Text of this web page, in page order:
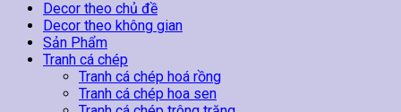
Vùng
Đầu
số
lượng
Decor theo chủ đề
Decor theo không gian
Sản Phẩm
Tranh cá chép
Tranh cá chép hoá rồng
Tranh cá chép hoa sen